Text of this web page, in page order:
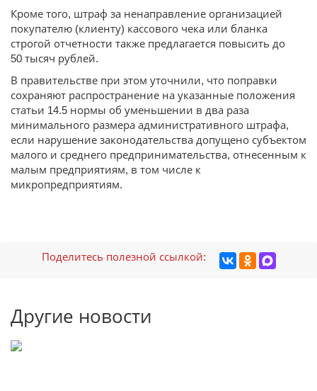
Кроме того, штраф за ненаправление организацией
покупателю (клиенту) кассового чека или бланка
строгой отчетности также предлагается повысить до
50 тысяч рублей.
В правительстве при этом уточнили, что поправки
сохраняют распространение на указанные положения
статьи 14.5 нормы об уменьшении в два раза
минимального размера административного штрафа,
если нарушение законодательства допущено субъектом
малого и среднего предпринимательства, отнесенным к
малым предприятиям, в том числе к
микропредприятиям.
Поделитесь полезной ссылкой:
Другие новости